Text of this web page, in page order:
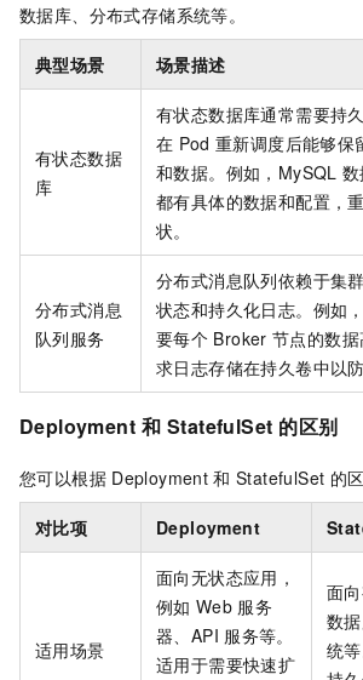
数据库、分布式存储系统等。
典型场景 场景描述
有状态数据
库
有状态数据库通常需要持
在 Pod 重新调度后能够保
和数据。例如，MySQL
都有具体的数据和配置，
状。
分布式消息
队列服务
分布式消息队列依赖于集
状态和持久化日志。例如
要每个 Broker 节点的数
求日志存储在持久卷中以
Deployment 和 StatefulSet 的区别
您可以根据 Deployment 和 StatefulSet 的
对比项 Deployment
适用场景
面向无状态应用，
例如 Web 服务
器、API 服务等。
适用于需要快速扩
面
数
统